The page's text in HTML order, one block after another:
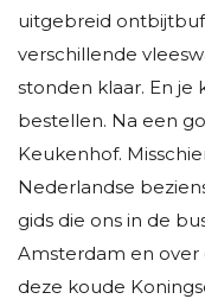
uitgebreid
verschillende
stonden klaar. En je
bestellen. Na een
Keukenhof.
Nederlandse
gids die ons in de
Amsterdam en over
deze koude